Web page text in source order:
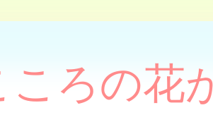
ころの花